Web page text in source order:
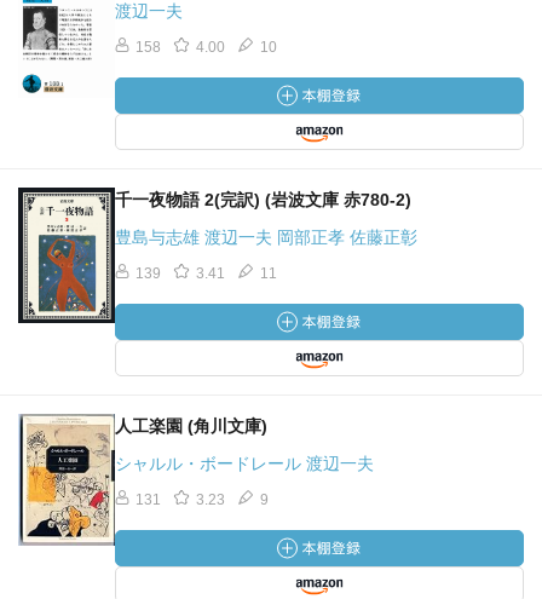
渡辺一夫
158 4.00 10
千一夜物語 2(完訳) (岩波文庫 赤780-2)
豊島与志雄 渡辺一夫 岡部正孝 佐藤正彰
139 3.41 11
人工楽園 (角川文庫)
シャルル・ボードレール 渡辺一夫
131 3.23 9